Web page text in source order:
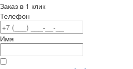
Заказ в 1 клик
Телефон
Имя